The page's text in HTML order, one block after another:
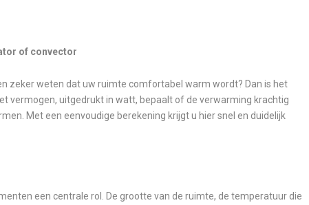
of convector
zeker weten dat uw ruimte comfortabel warm wordt? Dan is het
vermogen, uitgedrukt in watt, bepaalt of de verwarming krachtig
Met een eenvoudige berekening krijgt u hier snel en duidelijk
een centrale rol. De grootte van de ruimte, de temperatuur die